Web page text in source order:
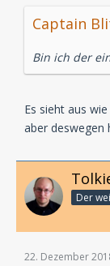
Captain
Bin ich der
Es sieht aus
aber deswegen
22. Dezember